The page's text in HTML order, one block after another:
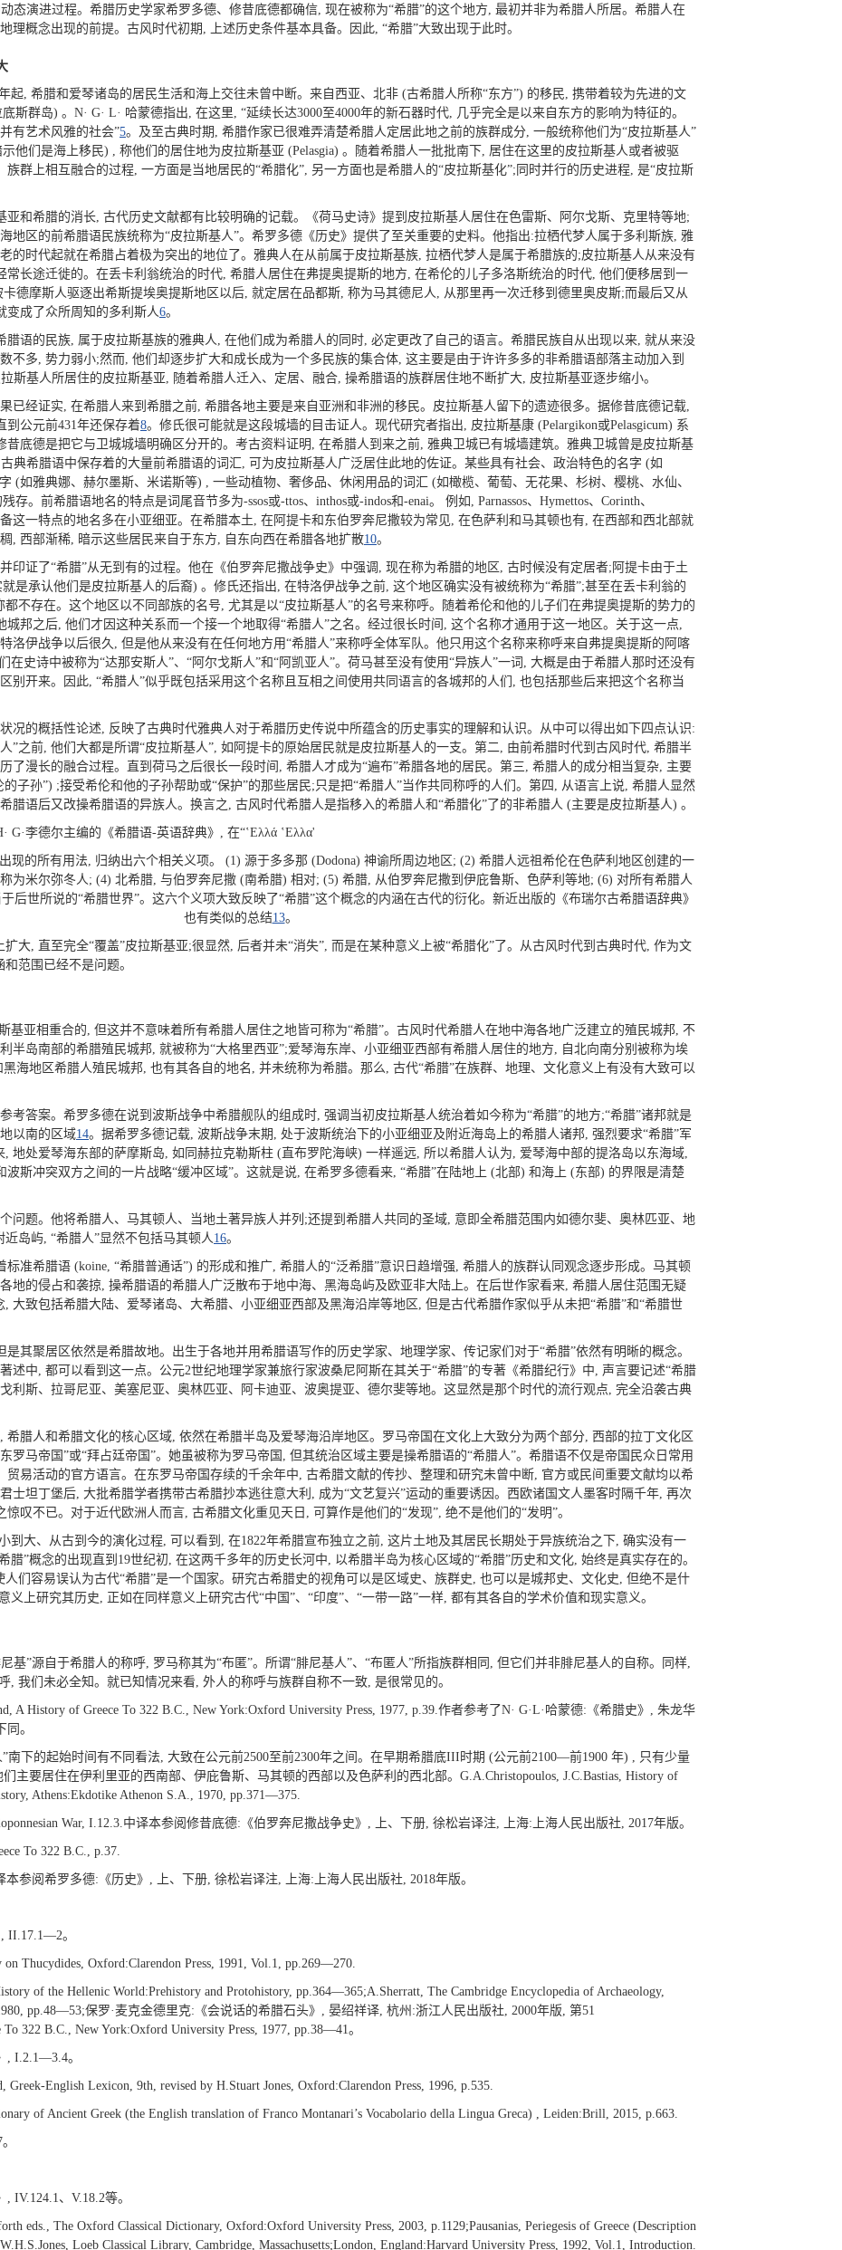
态演进过程。希腊历史学家希罗多德、修昔底德都确信, 现在被称为“希腊”的这个地方, 最初并非为希腊人所居。希腊人在
理概念出现的前提。古风时代初期, 上述历史条件基本具备。因此, “希腊”大致出现于此时。
起, 希腊和爱琴诸岛的居民生活和海上交往未曾中断。来自西亚、北非 (古希腊人所称“东方”) 的移民, 携带着较为先进的文
斯群岛) 。N· G· L· 哈蒙德指出, 在这里, “延续长达3000至4000年的新石器时代, 几乎完全是以来自东方的影响为特征的。
有艺术风雅的社会”5。及至古典时期, 希腊作家已很难弄清楚希腊人定居此地之前的族群成分, 一般统称他们为“皮拉斯基人”
他们是海上移民) , 称他们的居住地为皮拉斯基亚 (Pelasgia) 。随着希腊人一批批南下, 居住在这里的皮拉斯基人或者被驱
群上相互融合的过程, 一方面是当地居民的“希腊化”, 另一方面也是希腊人的“皮拉斯基化”;同时并行的历史进程, 是“皮拉斯
亚和希腊的消长, 古代历史文献都有比较明确的记载。《荷马史诗》提到皮拉斯基人居住在色雷斯、阿尔戈斯、克里特等地;
地区的前希腊语民族统称为“皮拉斯基人”。希罗多德《历史》提供了至关重要的史料。他指出:拉栖代梦人属于多利斯族, 雅
的时代起就在希腊占着极为突出的地位了。雅典人在从前属于皮拉斯基族, 拉栖代梦人是属于希腊族的;皮拉斯基人从来没有
常长途迁徙的。在丢卡利翁统治的时代, 希腊人居住在弗提奥提斯的地方, 在希伦的儿子多洛斯统治的时代, 他们便移居到一
德摩斯人驱逐出希斯提埃奥提斯地区以后, 就定居在品都斯, 称为马其德尼人, 从那里再一次迁移到德里奥皮斯;而最后又从
变成了众所周知的多利斯人6。
腊语的民族, 属于皮拉斯基族的雅典人, 在他们成为希腊人的同时, 必定更改了自己的语言。希腊民族自从出现以来, 就从来没
不多, 势力弱小;然而, 他们却逐步扩大和成长成为一个多民族的集合体, 这主要是由于许许多多的非希腊语部落主动加入到
斯基人所居住的皮拉斯基亚, 随着希腊人迁入、定居、融合, 操希腊语的族群居住地不断扩大, 皮拉斯基亚逐步缩小。
已经证实, 在希腊人来到希腊之前, 希腊各地主要是来自亚洲和非洲的移民。皮拉斯基人留下的遗迹很多。据修昔底德记载,
到公元前431年还保存着8。修氏很可能就是这段城墙的目击证人。现代研究者指出, 皮拉斯基康 (Pelargikon或Pelasgicum) 系
底德是把它与卫城城墙明确区分开的。考古资料证明, 在希腊人到来之前, 雅典卫城已有城墙建筑。雅典卫城曾是皮拉斯基
典希腊语中保存着的大量前希腊语的词汇, 可为皮拉斯基人广泛居住此地的佐证。某些具有社会、政治特色的名字 (如
(如雅典娜、赫尔墨斯、米诺斯等) , 一些动植物、奢侈品、休闲用品的词汇 (如橄榄、葡萄、无花果、杉树、樱桃、水仙、
。前希腊语地名的特点是词尾音节多为-ssos或-ttos、inthos或-indos和-enai。 例如, Parnassos、Hymettos、Corinth、
备这一特点的地名多在小亚细亚。在希腊本土, 在阿提卡和东伯罗奔尼撒较为常见, 在色萨利和马其顿也有, 在西部和西北部就
, 西部渐稀, 暗示这些居民来自于东方, 自东向西在希腊各地扩散10。
印证了“希腊”从无到有的过程。他在《伯罗奔尼撒战争史》中强调, 现在称为希腊的地区, 古时候没有定居者;阿提卡由于土
是承认他们是皮拉斯基人的后裔) 。修氏还指出, 在特洛伊战争之前, 这个地区确实没有被统称为“希腊”;甚至在丢卡利翁的
都不存在。这个地区以不同部族的名号, 尤其是以“皮拉斯基人”的名号来称呼。随着希伦和他的儿子们在弗提奥提斯的势力的
邦之后, 他们才因这种关系而一个接一个地取得“希腊人”之名。经过很长时间, 这个名称才通用于这一地区。关于这一点,
洛伊战争以后很久, 但是他从来没有在任何地方用“希腊人”来称呼全体军队。他只用这个名称来称呼来自弗提奥提斯的阿喀
在史诗中被称为“达那安斯人”、“阿尔戈斯人”和“阿凯亚人”。荷马甚至没有使用“异族人”一词, 大概是由于希腊人那时还没有
别开来。因此, “希腊人”似乎既包括采用这个名称且互相之间使用共同语言的各城邦的人们, 也包括那些后来把这个名称当
况的概括性论述, 反映了古典时代雅典人对于希腊历史传说中所蕴含的历史事实的理解和认识。从中可以得出如下四点认识:
”之前, 他们大都是所谓“皮拉斯基人”, 如阿提卡的原始居民就是皮拉斯基人的一支。第二, 由前希腊时代到古风时代, 希腊半
了漫长的融合过程。直到荷马之后很长一段时间, 希腊人才成为“遍布”希腊各地的居民。第三, 希腊人的成分相当复杂, 主要
子孙”) ;接受希伦和他的子孙帮助或“保护”的那些居民;只是把“希腊人”当作共同称呼的人们。第四, 从语言上说, 希腊人显然
腊语后又改操希腊语的异族人。换言之, 古风时代希腊人是指移入的希腊人和“希腊化”了的非希腊人 (主要是皮拉斯基人) 。
G·李德尔主编的《希腊语-英语辞典》, 在“ʽEλλά ʽEλλα'
现的所有用法, 归纳出六个相关义项。 (1) 源于多多那 (Dodona) 神谕所周边地区; (2) 希腊人远祖希伦在色萨利地区创建的一
为米尔弥冬人; (4) 北希腊, 与伯罗奔尼撒 (南希腊) 相对; (5) 希腊, 从伯罗奔尼撒到伊庇鲁斯、色萨利等地; (6) 对所有希腊人
后世所说的“希腊世界”。这六个义项大致反映了“希腊”这个概念的内涵在古代的衍化。新近出版的《布瑞尔古希腊语辞典》
也有类似的总结13。
大, 直至完全“覆盖”皮拉斯基亚;很显然, 后者并未“消失”, 而是在某种意义上被“希腊化”了。从古风时代到古典时代, 作为文
范围已经不是问题。
基亚相重合的, 但这并不意味着所有希腊人居住之地皆可称为“希腊”。古风时代希腊人在地中海各地广泛建立的殖民城邦, 不
半岛南部的希腊殖民城邦, 就被称为“大格里西亚”;爱琴海东岸、小亚细亚西部有希腊人居住的地方, 自北向南分别被称为埃
海地区希腊人殖民城邦, 也有其各自的地名, 并未统称为希腊。那么, 古代“希腊”在族群、地理、文化意义上有没有大致可以
考答案。希罗多德在说到波斯战争中希腊舰队的组成时, 强调当初皮拉斯基人统治着如今称为“希腊”的地方;“希腊”诸邦就是
以南的区域14。据希罗多德记载, 波斯战争末期, 处于波斯统治下的小亚细亚及附近海岛上的希腊人诸邦, 强烈要求“希腊”军
, 地处爱琴海东部的萨摩斯岛, 如同赫拉克勒斯柱 (直布罗陀海峡) 一样遥远, 所以希腊人认为, 爱琴海中部的提洛岛以东海域,
斯冲突双方之间的一片战略“缓冲区域”。这就是说, 在希罗多德看来, “希腊”在陆地上 (北部) 和海上 (东部) 的界限是清楚
问题。他将希腊人、马其顿人、当地土著异族人并列;还提到希腊人共同的圣域, 意即全希腊范围内如德尔斐、奥林匹亚、地
岛屿, “希腊人”显然不包括马其顿人16。
标准希腊语 (koine, “希腊普通话”) 的形成和推广, 希腊人的“泛希腊”意识日趋增强, 希腊人的族群认同观念逐步形成。马其顿
地的侵占和袭掠, 操希腊语的希腊人广泛散布于地中海、黑海岛屿及欧亚非大陆上。在后世作家看来, 希腊人居住范围无疑
大致包括希腊大陆、爱琴诸岛、大希腊、小亚细亚西部及黑海沿岸等地区, 但是古代希腊作家似乎从未把“希腊”和“希腊世
其聚居区依然是希腊故地。出生于各地并用希腊语写作的历史学家、地理学家、传记家们对于“希腊”依然有明晰的概念。
述中, 都可以看到这一点。公元2世纪地理学家兼旅行家波桑尼阿斯在其关于“希腊”的专著《希腊纪行》中, 声言要记述“希腊
利斯、拉哥尼亚、美塞尼亚、奥林匹亚、阿卡迪亚、波奥提亚、德尔斐等地。这显然是那个时代的流行观点, 完全沿袭古典
希腊人和希腊文化的核心区域, 依然在希腊半岛及爱琴海沿岸地区。罗马帝国在文化上大致分为两个部分, 西部的拉丁文化区
罗马帝国”或“拜占廷帝国”。她虽被称为罗马帝国, 但其统治区域主要是操希腊语的“希腊人”。希腊语不仅是帝国民众日常用
易活动的官方语言。在东罗马帝国存续的千余年中, 古希腊文献的传抄、整理和研究未曾中断, 官方或民间重要文献均以希
士坦丁堡后, 大批希腊学者携带古希腊抄本逃往意大利, 成为“文艺复兴”运动的重要诱因。西欧诸国文人墨客时隔千年, 再次
叹不已。对于近代欧洲人而言, 古希腊文化重见天日, 可算作是他们的“发现”, 绝不是他们的“发明”。
到大、从古到今的演化过程, 可以看到, 在1822年希腊宣布独立之前, 这片土地及其居民长期处于异族统治之下, 确实没有一
腊”概念的出现直到19世纪初, 在这两千多年的历史长河中, 以希腊半岛为核心区域的“希腊”历史和文化, 始终是真实存在的。
们容易误认为古代“希腊”是一个国家。研究古希腊史的视角可以是区域史、族群史, 也可以是城邦史、文化史, 但绝不是什
义上研究其历史, 正如在同样意义上研究古代“中国”、“印度”、“一带一路”一样, 都有其各自的学术价值和现实意义。
基”源自于希腊人的称呼, 罗马称其为“布匿”。所谓“腓尼基人”、“布匿人”所指族群相同, 但它们并非腓尼基人的自称。同样,
, 我们未必全知。就已知情况来看, 外人的称呼与族群自称不一致, 是很常见的。
A History of Greece To 322 B.C., New York:Oxford University Press, 1977, p.39.作者参考了N· G·L·哈蒙德:《希腊史》, 朱龙华
。
南下的起始时间有不同看法, 大致在公元前2500至前2300年之间。在早期希腊底III时期 (公元前2100—前1900 年) , 只有少量
主要居住在伊利里亚的西南部、伊庇鲁斯、马其顿的西部以及色萨利的西北部。G.A.Christopoulos, J.C.Bastias, History of
Athens:Ekdotike Athenon S.A., 1970, pp.371—375.
War, I.12.3.中译本参阅修昔底德:《伯罗奔尼撒战争史》, 上、下册, 徐松岩译注, 上海:上海人民出版社, 2017年版。
To 322 B.C., p.37.
本参阅希罗多德:《历史》, 上、下册, 徐松岩译注, 上海:上海人民出版社, 2018年版。
II.17.1—2。
Thucydides, Oxford:Clarendon Press, 1991, Vol.1, pp.269—270.
of the Hellenic World:Prehistory and Protohistory, pp.364—365;A.Sherratt, The Cambridge Encyclopedia of Archaeology,
pp.48—53;保罗·麦克金德里克:《会说话的希腊石头》, 晏绍祥译, 杭州:浙江人民出版社, 2000年版, 第51
322 B.C., New York:Oxford University Press, 1977, pp.38—41。
, I.2.1—3.4。
English Lexicon, 9th, revised by H.Stuart Jones, Oxford:Clarendon Press, 1996, p.535.
of Ancient Greek (the English translation of Franco Montanari’s Vocabolario della Lingua Greca) , Leiden:Brill, 2015, p.663.
IV.124.1、V.18.2等。
eds., The Oxford Classical Dictionary, Oxford:Oxford University Press, 2003, p.1129;Pausanias, Periegesis of Greece (Description
Loeb Classical Library, Cambridge, Massachusetts;London, England:Harvard University Press, 1992, Vol.1, Introduction.